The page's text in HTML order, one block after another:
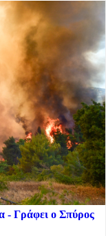
- Γράφει ο Σπύρος